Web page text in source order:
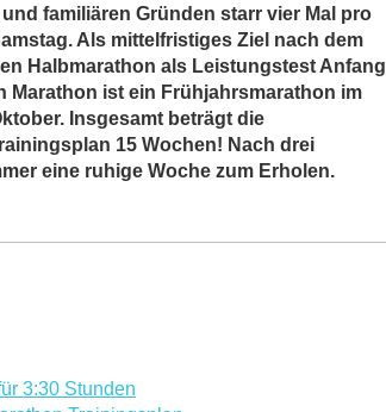
familiären Gründen starr vier Mal pro
Als mittelfristiges Ziel nach dem
Halbmarathon als Leistungstest Anfang
Marathon ist ein Frühjahrsmarathon im
Insgesamt beträgt die
15 Wochen! Nach drei
eine ruhige Woche zum Erholen.
3:30 Stunden